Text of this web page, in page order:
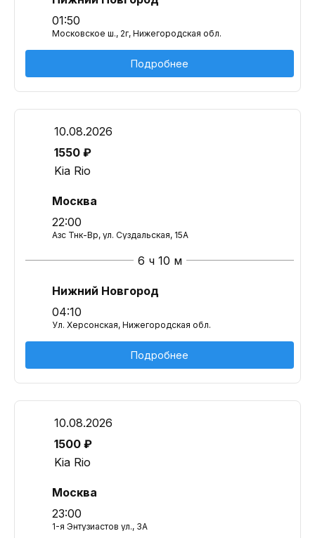
01:50
Московское ш., 2г, Нижегородская обл.
Подробнее
10.08.2026
1550 ₽
Kia Rio
Москва
22:00
Азс Тнк-Вр, ул. Суздальская, 15А
6 ч 10 м
Нижний Новгород
04:10
Ул. Херсонская, Нижегородская обл.
Подробнее
10.08.2026
1500 ₽
Kia Rio
Москва
23:00
1-я Энтузиастов ул., 3А